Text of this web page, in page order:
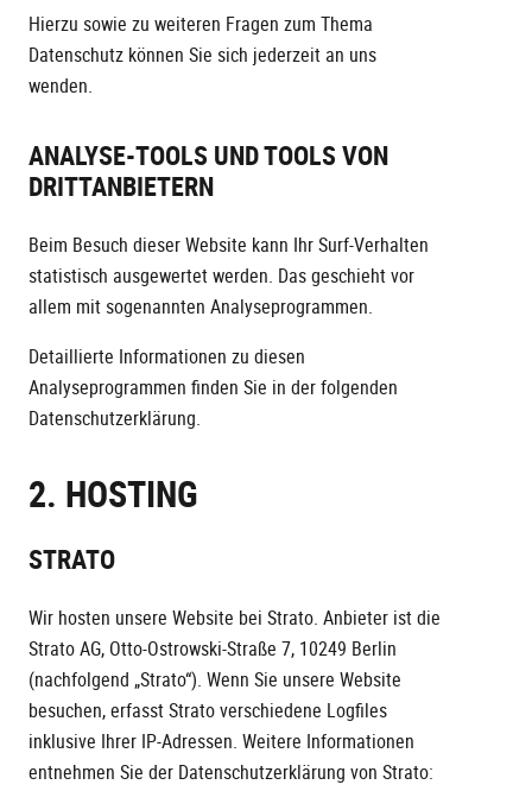
Hierzu sowie zu weiteren Fragen zum Thema
Datenschutz können Sie sich jederzeit an uns
wenden.
ANALYSE-TOOLS UND TOOLS VON
DRITT­ANBIETERN
Beim Besuch dieser Website kann Ihr Surf-Verhalten
statistisch ausgewertet werden. Das geschieht vor
allem mit sogenannten Analyseprogrammen.
Detaillierte Informationen zu diesen
Analyseprogrammen finden Sie in der folgenden
Datenschutzerklärung.
2. HOSTING
STRATO
Wir hosten unsere Website bei Strato. Anbieter ist die
Strato AG, Otto-Ostrowski-Straße 7, 10249 Berlin
(nachfolgend „Strato“). Wenn Sie unsere Website
besuchen, erfasst Strato verschiedene Logfiles
inklusive Ihrer IP-Adressen. Weitere Informationen
entnehmen Sie der Datenschutzerklärung von Strato: